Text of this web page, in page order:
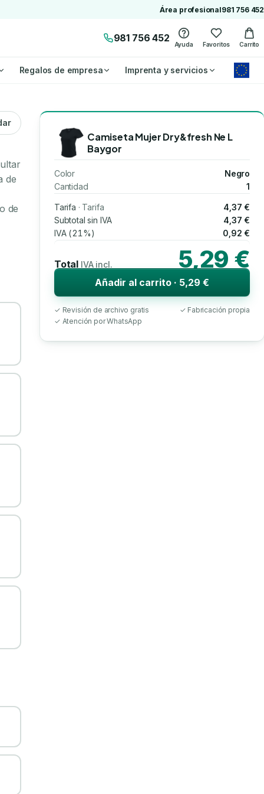
Área profesional981 756 452
981 756 452
Ayuda Favoritos Carrito
Regalos de empresa Imprenta y servicios
de
de
Camiseta Mujer Dry&fresh Ne L
Baygor
Color
Negro
Cantidad
1
Tarifa · Tarifa
4,37 €
Subtotal sin IVA
4,37 €
IVA (21%)
0,92 €
Total IVA incl. 5,29 €
Añadir al carrito · 5,29 €
✓ Revisión de archivo gratis
✓ Fabricación propia
✓ Atención por WhatsApp